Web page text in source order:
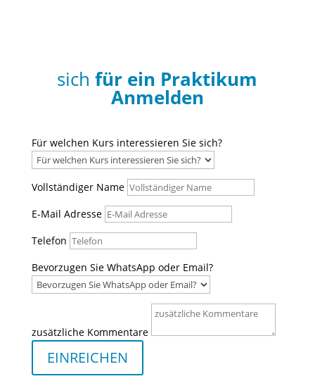
sichfür ein Praktikum
Anmelden
Für welchen Kurs interessieren Sie sich?
Vollständiger Name
E-Mail Adresse
Telefon
Bevorzugen Sie WhatsApp oder Email?
zusätzliche Kommentare
EINREICHEN